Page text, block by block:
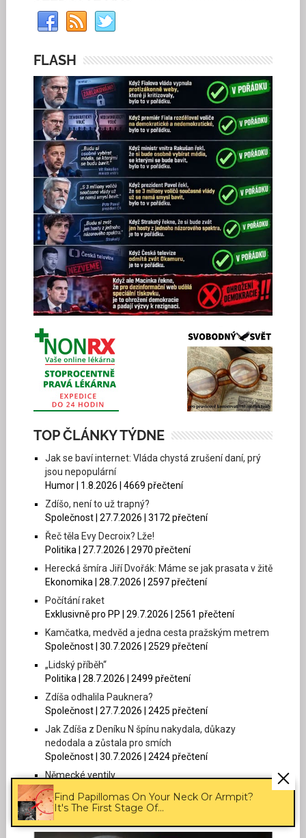
Find Papillomas On Your Neck Or Armpit?
It's The First Stage Of...
FLASH
TOP ČLÁNKY TÝDNE
Jak se baví internet: Vláda chystá zrušení daní, prý
jsou nepopulární
Humor | 1.8.2026 | 4669 přečtení
Zdíšo, není to už trapný?
Společnost | 27.7.2026 | 3172 přečtení
Řeč těla Evy Decroix? Lže!
Politika | 27.7.2026 | 2970 přečtení
Herecká šmíra Jiří Dvořák: Máme se jak prasata v žitě
Ekonomika | 28.7.2026 | 2597 přečtení
Počítání raket
Exklusivně pro PP | 29.7.2026 | 2561 přečtení
Kamčatka, medvěd a jedna cesta pražským metrem
Společnost | 30.7.2026 | 2529 přečtení
„Lidský příběh“
Politika | 28.7.2026 | 2499 přečtení
Zdíša odhalila Pauknera?
Společnost | 27.7.2026 | 2425 přečtení
Jak Zdíša z Deníku N špínu nakydala, důkazy
nedodala a zůstala pro smích
Společnost | 30.7.2026 | 2424 přečtení
Německé ventily
Společnost | 26.7.2026 | 2418 přečtení
POLITICKÉ PANOPTIKUM